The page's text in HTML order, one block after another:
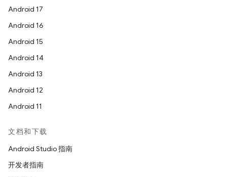
Android 17
Android 16
Android 15
Android 14
Android 13
Android 12
Android 11
文档和下载
Android Studio 指南
开发者指南